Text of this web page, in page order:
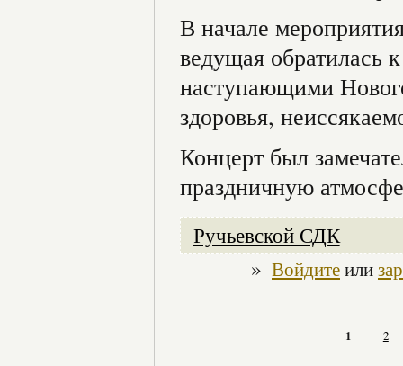
В начале
ведущая обратилась
наступающими
здоровья,
Концерт был
праздничную
Ручьевской СДК
» Войдитеили
1 2